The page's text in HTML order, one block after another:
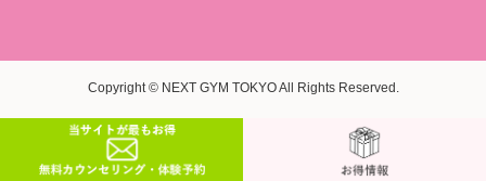
Copyright © NEXT GYM TOKYO All Rights Reserved.